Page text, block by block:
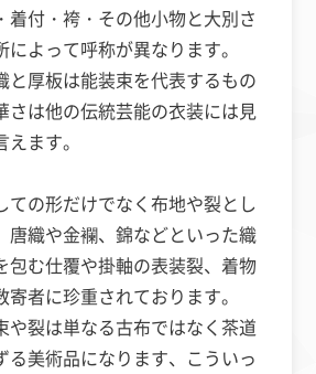
着付・袴・その他小物と大別さ
よって呼称が異なります。
と厚板は能装束を代表するもの
さは他の伝統芸能の衣装には見
ます。
ての形だけでなく布地や裂とし
唐織や金襴、錦などといった織
包む仕覆や掛軸の表装裂、着物
者に珍重されております。
や裂は単なる古布ではなく茶道
る美術品になります、こういっ